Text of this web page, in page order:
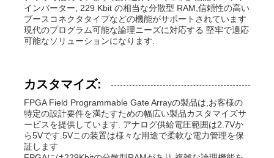
インバーター, 229 Kbit の相当な分散型 RAM,信頼性の高い
ブースコネクタタイプなどの機能がサポートされています
現代のプログラム可能な論理ニーズに対応する 堅牢で適応
可能なソリューションになります.
カスタマイズ:
FPGA Field Programmable Gate Arrayの製品は,お客様の
特定の設計要件を満たすための幅広い製品カスタマイズサ
ービスを提供しています. アナログ供給電圧範囲は2.7Vか
ら5Vです.5Vこの装置は様々な用途で柔軟な電力管理を保
証します